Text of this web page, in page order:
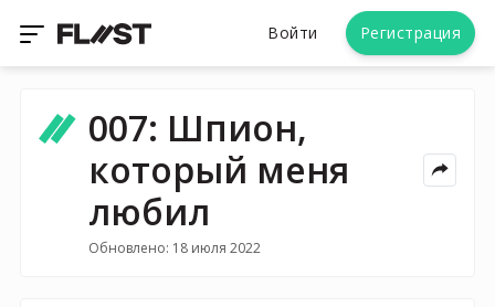
Войти Регистрация
007: Шпион,
который меня
любил
Обновлено: 18 июля 2022